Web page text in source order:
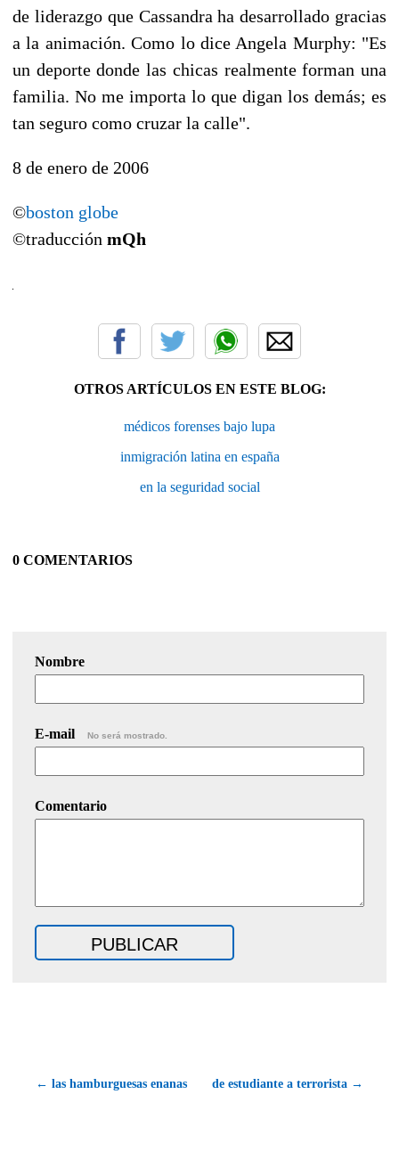
de liderazgo que Cassandra ha desarrollado gracias
a la animación. Como lo dice Angela Murphy: "Es
un deporte donde las chicas realmente forman una
familia. No me importa lo que digan los demás; es
tan seguro como cruzar la calle".
8 de enero de 2006
©boston globe
©traducción mQh
OTROS ARTÍCULOS EN ESTE BLOG:
médicos forenses bajo lupa
inmigración latina en españa
en la seguridad social
0 COMENTARIOS
Nombre
E-mail No será mostrado.
Comentario
← las hamburguesas enanas de estudiante a terrorista →